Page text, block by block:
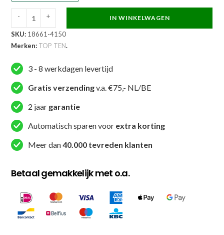
TEN
Kickboksbroekje
Power
Ink
Rood
/
aantal
- + IN WINKELWAGEN
SKU: 18661-4150
Merken: TOP TEN.
3 - 8 werkdagen levertijd
Gratis verzendingv.a. €75,- NL/BE
2 jaar garantie
Automatisch sparen voor extra korting
Meer dan40.000 tevreden klanten
Betaal gemakkelijk met o.a.